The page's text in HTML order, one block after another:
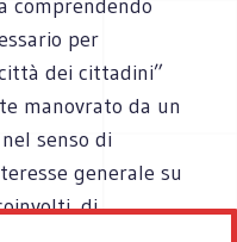
comprendendo
per
dei cittadini”
manovrato da un
senso di
generale su
di